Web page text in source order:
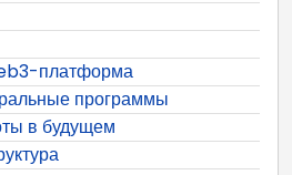
платформа
программы
в будущем